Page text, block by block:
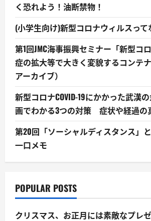
く恐れよう！油断禁物！
(小学生向け)新型コロナウィルスって
第1回JMC海事振興セミナー「新型コ
症の拡大等で大きく変貌するコンテ
アーカイブ）
新型コロナCOVID-19にかかった武漢
画でわかる3つの対策 症状や経過の
第20回「ソーシャルディスタンス」
一口メモ
POPULAR POSTS
クリスマス、お正月には素敵なプレ